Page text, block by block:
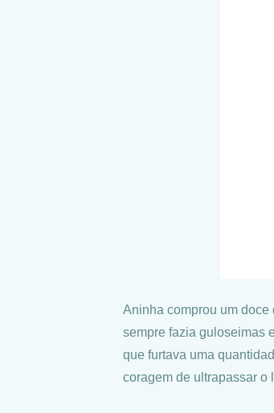
Aninha comprou um
sempre fazia guloseimas
que furtava uma
coragem de ultrapassar o